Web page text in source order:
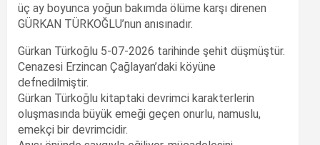
üç ay boyunca yoğun bakımda ölüme karşı direnen
GÜRKAN TÜRKOĞLU’nun anısınadır.
Gürkan Türkoğlu 5-07-2026 tarihinde şehit düşmüştür.
Cenazesi Erzincan Çağlayan’daki köyüne
defnedilmiştir.
Gürkan Türkoğlu kitaptaki devrimci karakterlerin
oluşmasında büyük emeği geçen onurlu, namuslu,
emekçi bir devrimcidir.